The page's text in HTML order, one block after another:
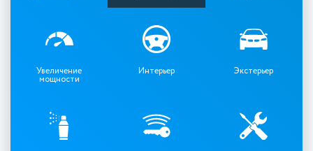
Увеличение
мощности
Интерьер Экстерьер